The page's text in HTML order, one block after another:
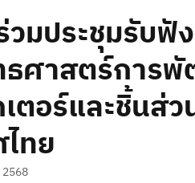
วมประชุมรับ
ศาสตร์การ
ตอร์และชิ้นส่
ทย